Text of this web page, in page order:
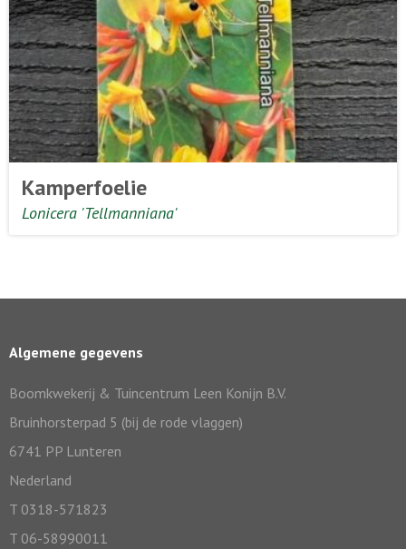
Kamperfoelie
Lonicera 'Tellmanniana'
Algemene gegevens
Boomkwekerij & Tuincentrum Leen Konijn B.V.
Bruinhorsterpad 5 (bij de rode vlaggen)
6741 PP Lunteren
Nederland
T 0318-571823
T 06-58990011